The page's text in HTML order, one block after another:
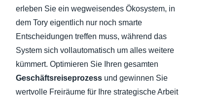
erleben Sie ein wegweisendes Ökosystem, in
dem Tory eigentlich nur noch smarte
Entscheidungen treffen muss, während das
System sich vollautomatisch um alles weitere
kümmert. Optimieren Sie Ihren gesamten
Geschäftsreiseprozess und gewinnen Sie
wertvolle Freiräume für Ihre strategische Arbeit